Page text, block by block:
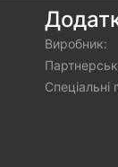
iPhone 15/ 14
Виробник:
Спеціальні